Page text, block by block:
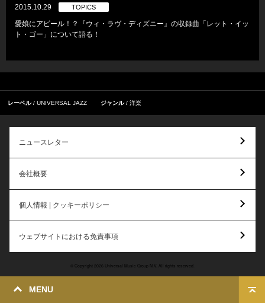
MENU
2015.10.29 TOPICS
愛娘にアピール！？『ウィ・ラヴ・ディズニー』の収録曲「レット・イッ
ト・ゴー」について語る！
レーベル UNIVERSAL JAZZ ジャンル 洋楽
ニュースレター
会社概要
個人情報 | クッキーポリシー
ウェブサイトにおける免責事項
© Copyright 2026 Universal Music Group N.V. All rights reserved.